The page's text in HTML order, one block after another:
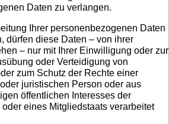
Daten zu verlangen.
Ihrer personenbezogenen Daten
dürfen diese Daten – von ihrer
– nur mit Ihrer Einwilligung oder zur
oder Verteidigung von
zum Schutz der Rechte einer
juristischen Person oder aus
öffentlichen Interesses der
eines Mitgliedstaats verarbeitet